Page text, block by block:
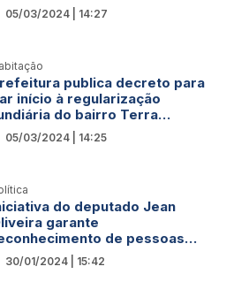
05/03/2024 | 14:27
publica decreto para
início à regularização
do bairro Terra
05/03/2024 | 14:25
do deputado Jean
garante
de pessoas
Fibromialgia como
em Rondônia
30/01/2024 | 15:42